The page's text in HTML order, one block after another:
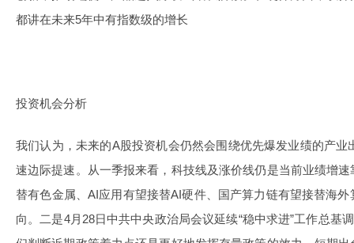
都讲在未来5年中有指数级的增长
投资机会分析
我们认为，未来的A股投资机会仍然会围绕优先爆发业绩的产业
速边际提速。从一季报来看，科技线及涨价线仍是当前业绩增
替有色金属、AI应用有望接替AI硬件、国产算力链有望接替海
向。二是4月28日中共中央政治局会议延续“稳中求进”工作总基